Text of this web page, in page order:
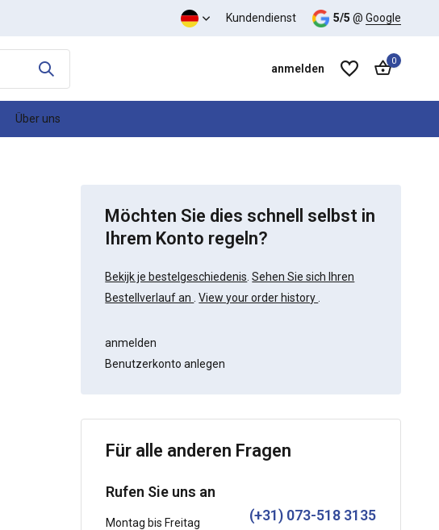
Kundendienst 5/5 @ Google
anmelden
Benutzerkonto anlegen
Benutzerkonto anlegen
0
Über uns
Möchten Sie dies schnell selbst in
Ihrem Konto regeln?
Bekijk je bestelgeschiedenis .Sehen Sie sich Ihren
Bestellverlauf an
.View your order history
anmelden
Benutzerkonto anlegen
Für alle anderen Fragen
Rufen Sie uns an
Montag bis Freitag
(+31) 073-518 3135